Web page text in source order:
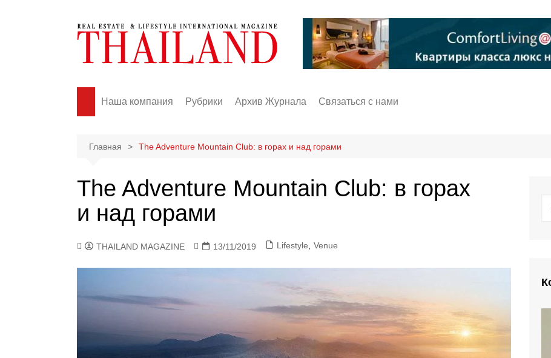
Наша компания Рубрики
Events
Business
Lifestyle
Travel
Health
Архив Журнала Связаться с нами
Главная The Adventure Mountain Club: в горах и над горами
The Adventure Mountain Club: в горах
и над горами
THAILAND MAGAZINE 13/11/2019 Lifestyle Venue